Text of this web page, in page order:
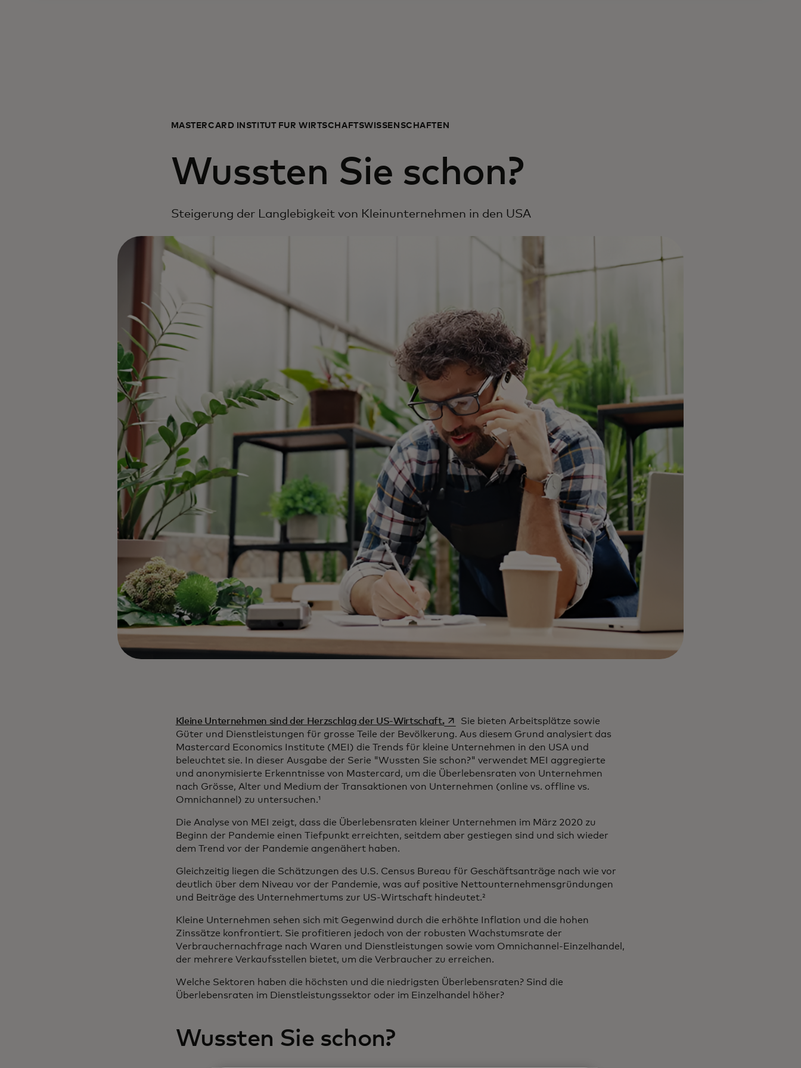
MASTERCARD INSTITUT FÜR WIRTSCHAFTSWISSENSCHAFTEN
Wussten Sie schon?
Steigerung der Langlebigkeit von Kleinunternehmen in den USA
Kleine Unternehmen sind der Herzschlag der US-Wirtschaft.wird in einer neuen Registerkarte geöffnet
Sie bieten Arbeitsplätze sowie
Güter und Dienstleistungen für grosse Teile der Bevölkerung. Aus diesem Grund analysiert das
Mastercard Economics Institute (MEI) die Trends für kleine Unternehmen in den USA und
beleuchtet sie. In dieser Ausgabe der Serie "Wussten Sie schon?" verwendet MEI aggregierte
und anonymisierte Erkenntnisse von Mastercard, um die Überlebensraten von Unternehmen
nach Grösse, Alter und Medium der Transaktionen von Unternehmen (online vs. offline vs.
Omnichannel) zu untersuchen.¹
Die Analyse von MEI zeigt, dass die Überlebensraten kleiner Unternehmen im März 2020 zu
Beginn der Pandemie einen Tiefpunkt erreichten, seitdem aber gestiegen sind und sich wieder
dem Trend vor der Pandemie angenähert haben.
Gleichzeitig liegen die Schätzungen des U.S. Census Bureau für Geschäftsanträge nach wie vor
deutlich über dem Niveau vor der Pandemie, was auf positive Nettounternehmensgründungen
und Beiträge des Unternehmertums zur US-Wirtschaft hindeutet.²
Kleine Unternehmen sehen sich mit Gegenwind durch die erhöhte Inflation und die hohen
Zinssätze konfrontiert. Sie profitieren jedoch von der robusten Wachstumsrate der
Verbrauchernachfrage nach Waren und Dienstleistungen sowie vom Omnichannel-Einzelhandel,
der mehrere Verkaufsstellen bietet, um die Verbraucher zu erreichen.
Welche Sektoren haben die höchsten und die niedrigsten Überlebensraten? Sind die
Überlebensraten im Dienstleistungssektor oder im Einzelhandel höher?
Wussten Sie schon?